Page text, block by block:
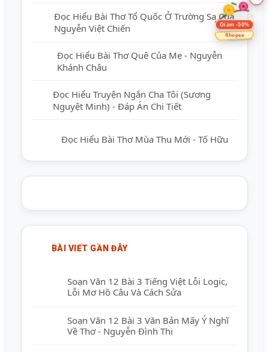
Đọc Hiểu Bài Thơ Tổ Quốc Ở Trường Sa Của
Nguyễn Việt Chiến
Đọc Hiểu Bài Thơ Quê Của Mẹ - Nguyễn
Khánh Châu
Đọc Hiểu Truyện Ngắn Cha Tôi (Sương
Nguyệt Minh) - Đáp Án Chi Tiết
Đọc Hiểu Bài Thơ Mùa Thu Mới - Tố Hữu
BÀI VIẾT GẦN ĐÂY
Soạn Văn 12 Bài 3 Tiếng Việt Lỗi Logic,
Lỗi Mơ Hồ Câu Và Cách Sửa
Soạn Văn 12 Bài 3 Văn Bản Mấy Ý Nghĩ
Về Thơ - Nguyễn Đình Thi
Giảm -50%
Shopee